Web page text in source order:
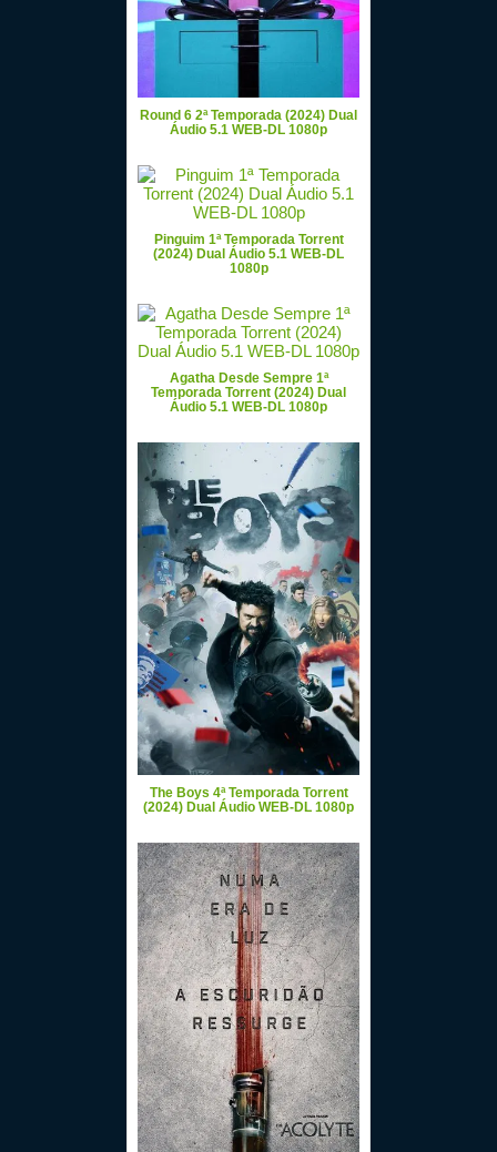
Round 6 2ª Temporada (2024) Dual
Áudio 5.1 WEB-DL 1080p
Pinguim 1ª Temporada Torrent
(2024) Dual Áudio 5.1 WEB-DL
1080p
Agatha Desde Sempre 1ª
Temporada Torrent (2024) Dual
Áudio 5.1 WEB-DL 1080p
The Boys 4ª Temporada Torrent
(2024) Dual Áudio WEB-DL 1080p